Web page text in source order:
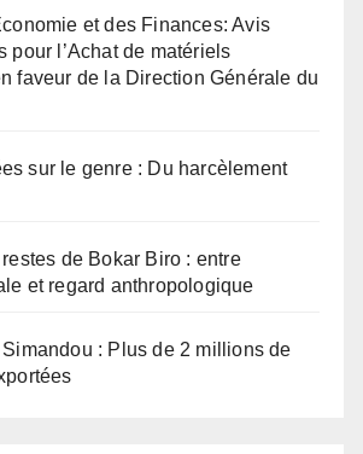
et des Finances: Avis
pour l’Achat de matériels
faveur de la Direction Générale du
sur le genre : Du harcèlement
de Bokar Biro : entre
et regard anthropologique
: Plus de 2 millions de